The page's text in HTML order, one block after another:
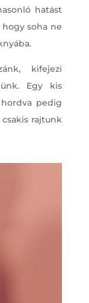
hatást
soha ne
kifejezi
Egy kis
pedig
rajtunk